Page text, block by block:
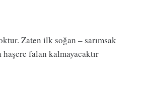
Zaten ilk soğan – sarımsak
haşere falan kalmayacaktır